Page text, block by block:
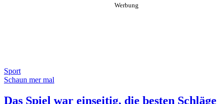
Sport
Schaun mer mal
Das Spiel war einseitig, die besten Schläge